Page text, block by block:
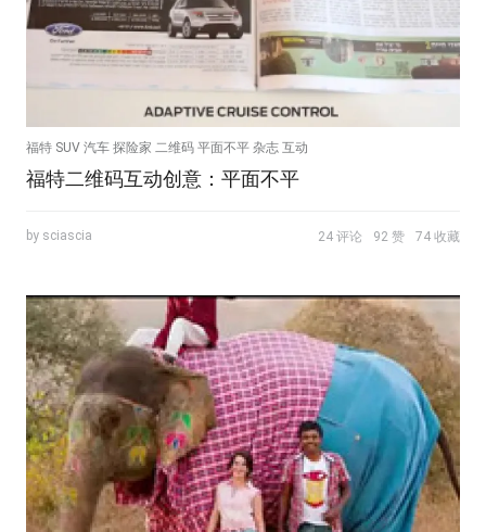
福特 SUV 汽车 探险家 二维码 平面不平 杂志 互动
福特二维码互动创意：平面不平
by sciascia 24 评论 92 赞 74 收藏